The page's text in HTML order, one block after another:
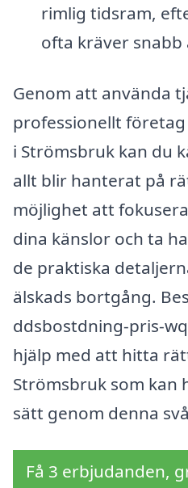
rimlig tidsram,
ofta kräver snabb
Genom att använda
professionellt
i Strömsbruk kan du
allt blir hanterat på
möjlighet att
dina känslor och ta
de praktiska
älskads bortgång.
ddsbostdning-pris-
hjälp med att hitta
Strömsbruk som kan
sätt genom denna
Få 3 erbjudanden,